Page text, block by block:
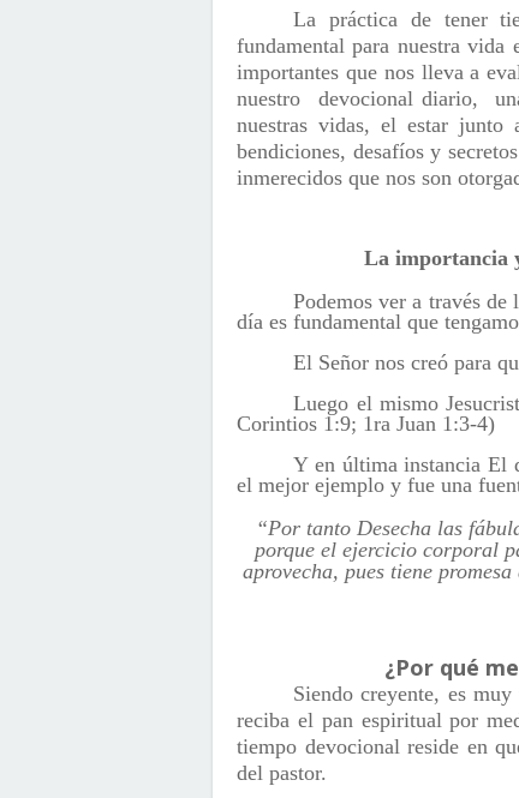
La práctica de tener
fundamental para nuestra
importantes que nos lleva a
nuestro devocional diario,
nuestras vidas, el estar junto
bendiciones, desafíos y
inmerecidos que nos son
La importancia
Podemos ver a través de
día es fundamental que
El Señor nos creó para
Luego el mismo
Corintios 1:9; 1ra Juan 1:3-4)
Y en última instancia El
el mejor ejemplo y fue una
“Por tanto Desecha las
porque el ejercicio corporal
aprovecha, pues tiene
¿Por qué
Siendo creyente, es
reciba el pan espiritual por
tiempo devocional reside en
del pastor.